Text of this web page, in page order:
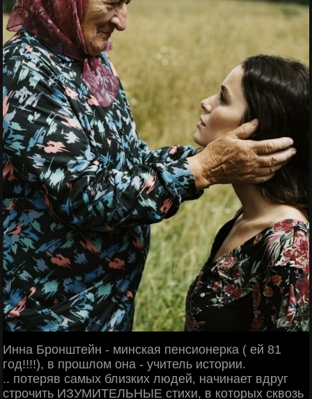
Инна Бронштейн - минская пенсионерка ( ей 81
год!!!!), в прошлом она - учитель истории.
.. потеряв самых близких людей, начинает вдруг
строчить ИЗУМИТЕЛЬНЫЕ стихи, в которых сквозь